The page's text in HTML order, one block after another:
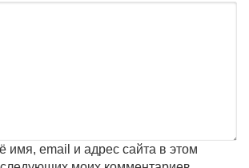
имя, email и адрес сайта в этом